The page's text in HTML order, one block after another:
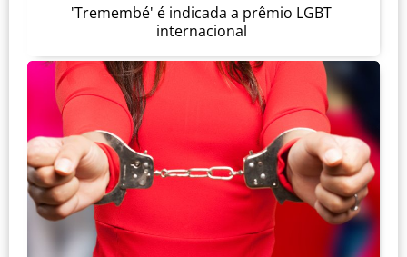
'Tremembé' é indicada a prêmio LGBT
internacional